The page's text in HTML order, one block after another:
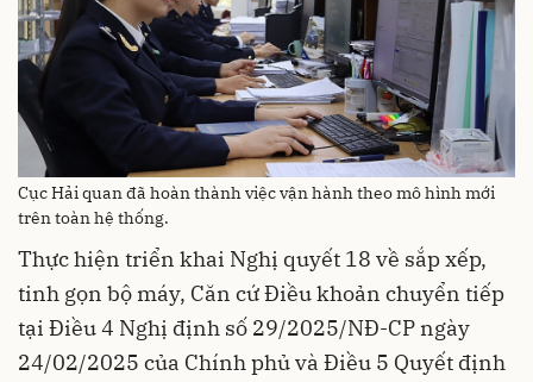
Cục Hải quan đã hoàn thành việc vận hành theo mô hình mới
trên toàn hệ thống.
Thực hiện triển khai Nghị quyết 18 về sắp xếp,
tinh gọn bộ máy, Căn cứ Điều khoản chuyển tiếp
tại Điều 4 Nghị định số 29/2025/NĐ-CP ngày
24/02/2025 của Chính phủ và Điều 5 Quyết định